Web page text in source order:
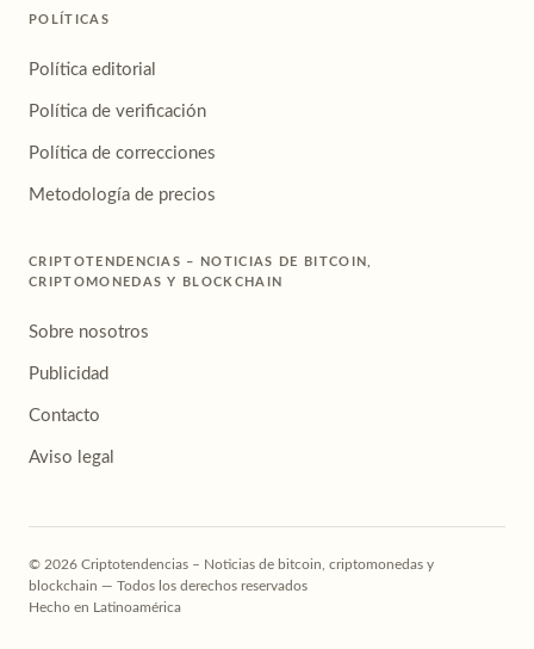
POLÍTICAS
Política editorial
Política de verificación
Política de correcciones
Metodología de precios
CRIPTOTENDENCIAS – NOTICIAS DE BITCOIN,
CRIPTOMONEDAS Y BLOCKCHAIN
Sobre nosotros
Publicidad
Contacto
Aviso legal
© 2026 Criptotendencias – Noticias de bitcoin, criptomonedas y
blockchain — Todos los derechos reservados
Hecho en Latinoamérica